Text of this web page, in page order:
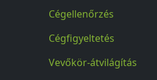
Cégellenőrzés
Cégfigyeltetés
Vevőkör-átvilágítás